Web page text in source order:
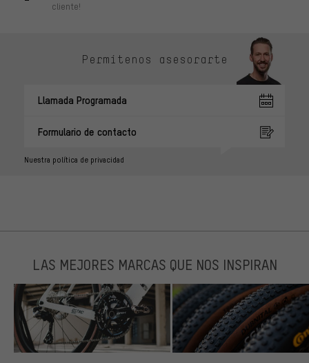
cliente!
Permítenos asesorarte
Llamada Programada
Formulario de contacto
Nuestra política de privacidad
LAS MEJORES MARCAS QUE NOS INSPIRAN